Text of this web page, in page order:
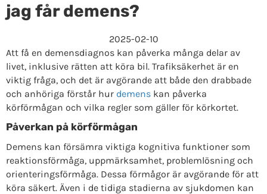
jag får demens?
2025-02-10
Att få en demensdiagnos kan påverka många delar av
livet, inklusive rätten att köra bil. Trafiksäkerhet är en
viktig fråga, och det är avgörande att både den drabbade
och anhöriga förstår hur demenskan påverka
körförmågan och vilka regler som gäller för körkortet.
Påverkan på körförmågan
Demens kan försämra viktiga kognitiva funktioner som
reaktionsförmåga, uppmärksamhet, problemlösning och
orienteringsförmåga. Dessa förmågor är avgörande för att
köra säkert. Även i de tidiga stadierna av sjukdomen kan